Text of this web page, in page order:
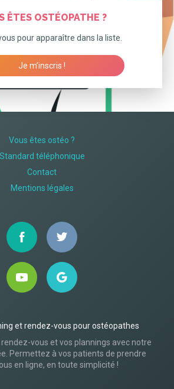
ÊTES OSTÉOPATHE ?
pour apparaître dans la liste.
Je m’inscris !
Vous êtes ostéo ?
Standard téléphonique
Contact
Mentions légales
et rendez-vous pour ostéopathes
vous et vos plannings avec notre
Permettez à vos patients de prendre
en ligne, en toute simplicité !